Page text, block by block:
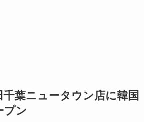
葉ニュータウン店に韓国
プン